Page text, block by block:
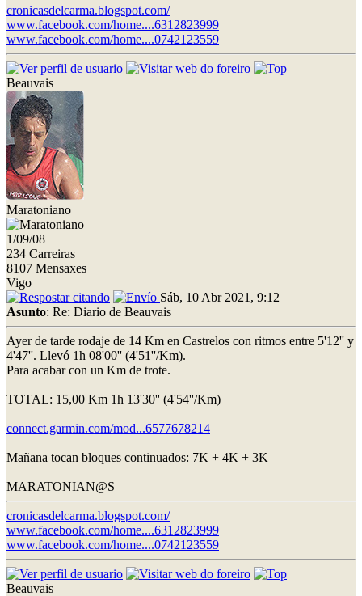
cronicasdelcarma.blogspot.com/
www.facebook.com/home....6312823999
www.facebook.com/home....0742123559
Beauvais
Maratoniano
1/09/08
234 Carreiras
8107 Mensaxes
Vigo
Sáb, 10 Abr 2021, 9:12
Asunto: Re: Diario de Beauvais
Ayer de tarde rodaje de 14 Km en Castrelos con ritmos entre 5'12'' y
4'47''. Llevó 1h 08'00'' (4'51''/Km).
Para acabar con un Km de trote.
TOTAL: 15,00 Km 1h 13'30'' (4'54''/Km)
connect.garmin.com/mod...6577678214
Mañana tocan bloques continuados: 7K + 4K + 3K
MARATONIAN@S
cronicasdelcarma.blogspot.com/
www.facebook.com/home....6312823999
www.facebook.com/home....0742123559
Beauvais